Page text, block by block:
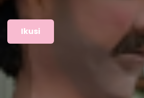
Ikusi